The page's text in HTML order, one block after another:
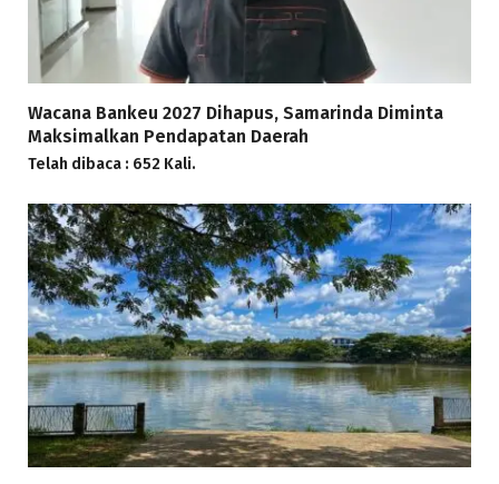
Wacana Bankeu 2027 Dihapus, Samarinda Diminta
Maksimalkan Pendapatan Daerah
Telah dibaca : 652 Kali.